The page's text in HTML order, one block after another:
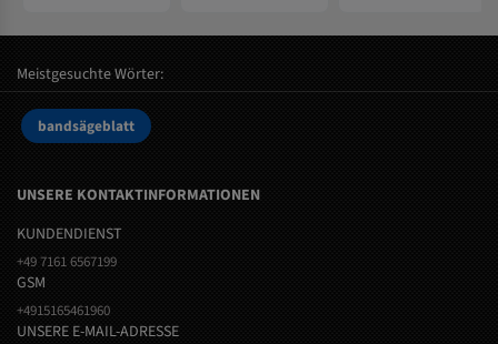
Meistgesuchte Wörter:
bandsägeblatt
UNSERE KONTAKTINFORMATIONEN
KUNDENDIENST
+49 7161 6567199
GSM
+4915165461960
UNSERE E-MAIL-ADRESSE